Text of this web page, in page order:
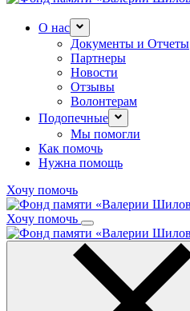
О нас
Документы и Отчеты
Партнеры
Новости
Отзывы
Волонтерам
Подопечные
Мы помогли
Как помочь
Нужна помощь
Хочу помочь
Хочу помочь